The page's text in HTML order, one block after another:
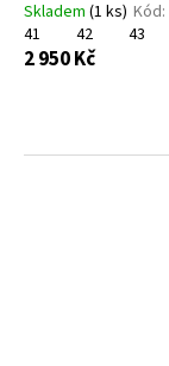
Skladem (1 ks) Kód:
41
42 43
2 950 Kč